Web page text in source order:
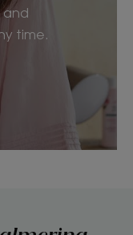
and
time.